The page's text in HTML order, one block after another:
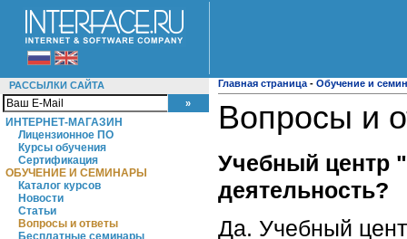
РАССЫЛКИ САЙТА
ИНТЕРНЕТ-МАГАЗИН
Лицензионное ПО
Курсы обучения
Сертификация
ОБУЧЕНИЕ И СЕМИНАРЫ
Каталог курсов
Новости
Статьи
Вопросы и ответы
Бесплатные семинары
Главная страница - Обучение и
Вопросы и
Учебный центр
деятельность?
Да. Учебный